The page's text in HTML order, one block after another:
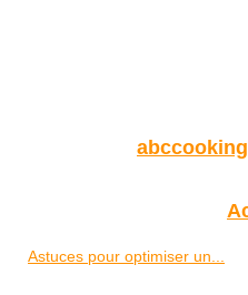
Astuces pour optimiser un...